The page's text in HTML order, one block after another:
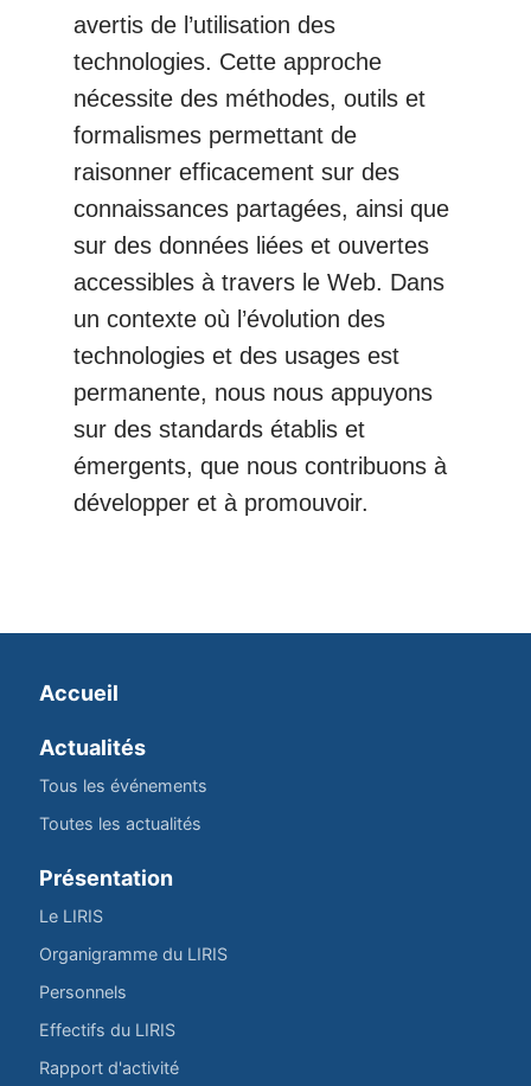
avertis de l’utilisation des
technologies. Cette approche
nécessite des méthodes, outils et
formalismes permettant de
raisonner efficacement sur des
connaissances partagées, ainsi que
sur des données liées et ouvertes
accessibles à travers le Web. Dans
un contexte où l’évolution des
technologies et des usages est
permanente, nous nous appuyons
sur des standards établis et
émergents, que nous contribuons à
développer et à promouvoir.
Accueil
Actualités
Tous les événements
Toutes les actualités
Présentation
Le LIRIS
Organigramme du LIRIS
Personnels
Effectifs du LIRIS
Rapport d'activité